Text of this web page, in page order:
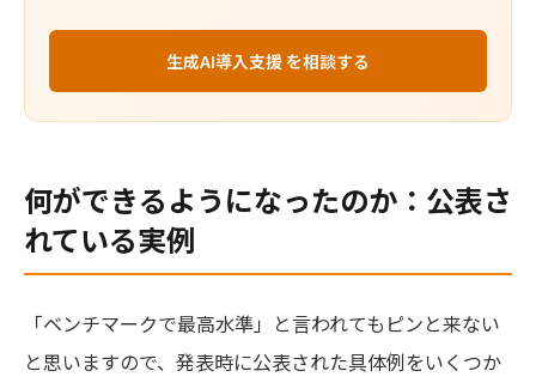
生成AI導入支援 を相談する
何ができるようになったのか：公表さ
れている実例
「ベンチマークで最高水準」と言われてもピンと来ない
と思いますので、発表時に公表された具体例をいくつか